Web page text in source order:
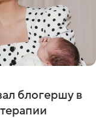
блогершу в